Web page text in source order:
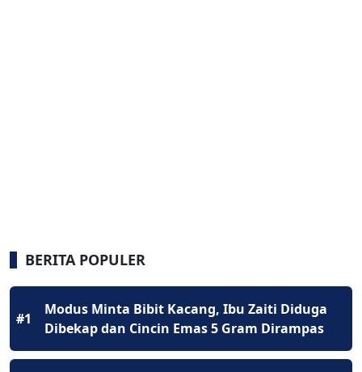
BERITA POPULER
#1
Modus Minta Bibit Kacang, Ibu Zaiti Diduga
Dibekap dan Cincin Emas 5 Gram Dirampas